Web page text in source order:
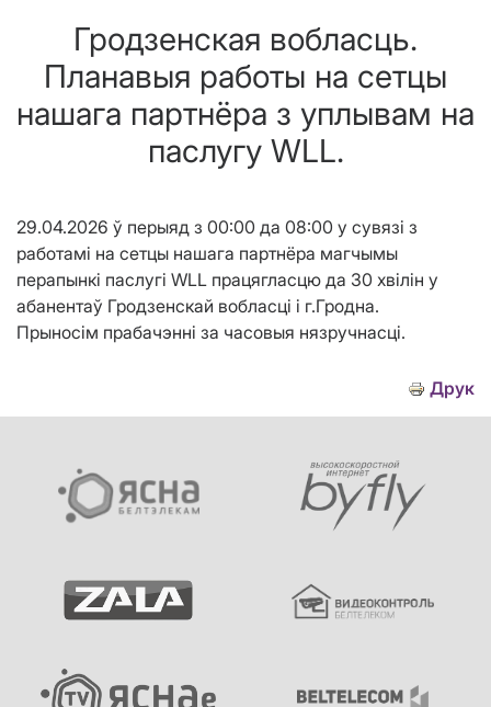
Гродзенcкая вобласць.
Планавыя работы на сетцы
нашага партнёра з уплывам на
паслугу WLL.
29.04.2026 ў перыяд з 00:00 да 08:00 у сувязі з
работамi на сетцы нашага партнёра магчымы
перапынкi паслугі WLL працягласцю да 30 хвілін у
абанентаў Гродзенскай вобласці і г.Гродна.
Прыносім прабачэнні за часовыя нязручнасці.
Друк